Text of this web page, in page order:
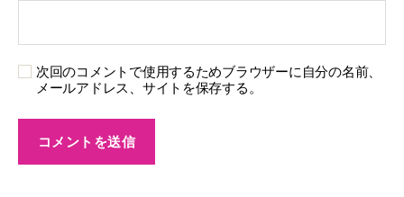
次回のコメントで使用するためブラウザーに自分の名前、
メールアドレス、サイトを保存する。